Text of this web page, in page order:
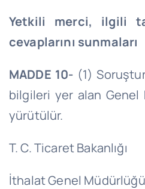
Yetkili merci, ilgili
cevaplarını sunmaları
MADDE 10- (1)
bilgileri yer alan Genel
yürütülür.
T. C. Ticaret Bakanlığı
İthalat Genel Müdürlüğü